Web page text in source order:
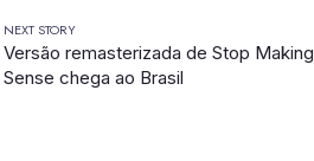
NEXT STORY
Versão remasterizada de Stop Making
Sense chega ao Brasil